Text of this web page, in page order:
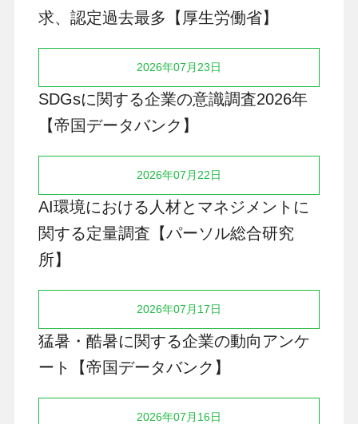
求、認定過去最多【厚生労働省】
2026年07月23日
SDGsに関する企業の意識調査2026年
【帝国データバンク】
2026年07月22日
AI環境における人材とマネジメントに
関する定量調査【パーソル総合研究
所】
2026年07月17日
猛暑・酷暑に関する企業の動向アンケ
ート【帝国データバンク】
2026年07月16日